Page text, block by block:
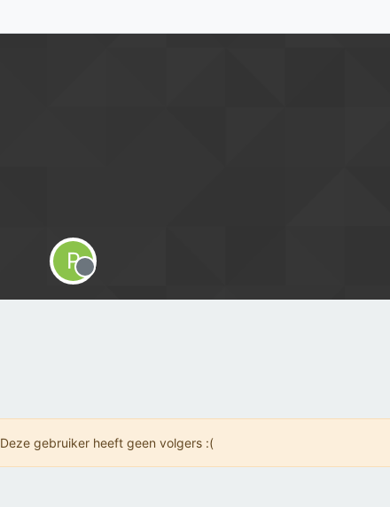
P
Offline
Deze gebruiker heeft geen volgers :(